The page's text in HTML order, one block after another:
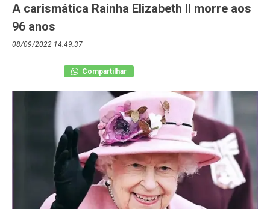
A carismática Rainha Elizabeth II morre aos
96 anos
08/09/2022 14:49:37
Compartilhar